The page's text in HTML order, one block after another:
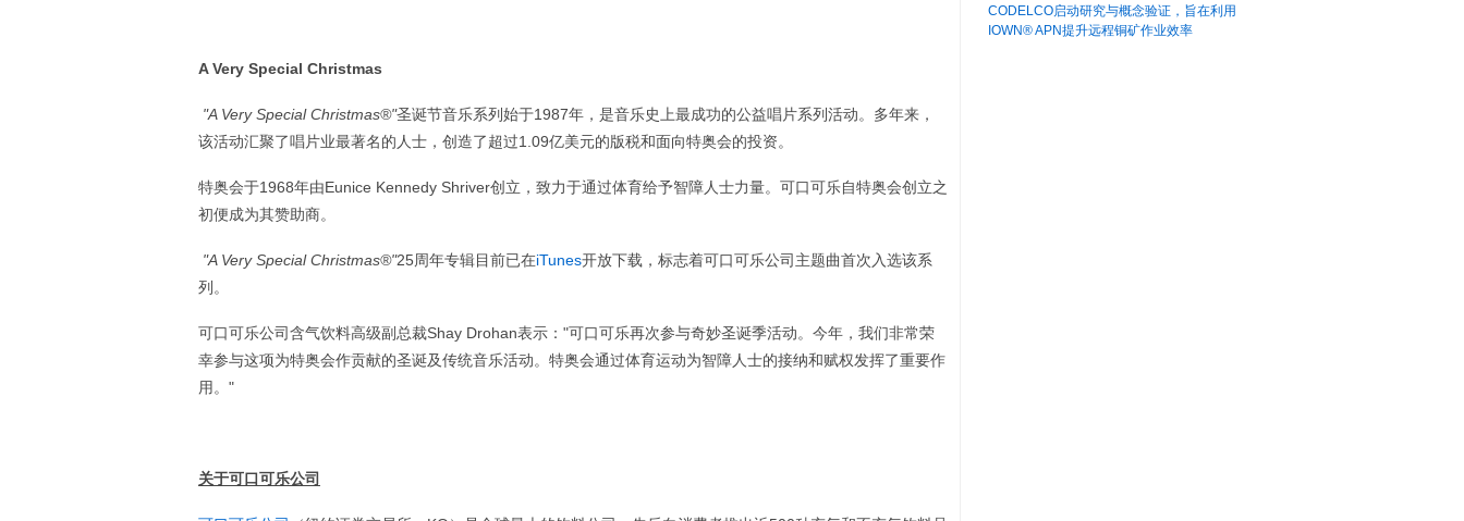
A Very Special Christmas
"A Very Special Christmas®"圣诞节音乐系列始于1987年，是音乐史上最成功的公益唱片系列活动。多年来，
该活动汇聚了唱片业最著名的人士，创造了超过1.09亿美元的版税和面向特奥会的投资。
特奥会于1968年由Eunice Kennedy Shriver创立，致力于通过体育给予智障人士力量。可口可乐自特奥会创立之
初便成为其赞助商。
"A Very Special Christmas®"25周年专辑目前已在iTunes开放下载，标志着可口可乐公司主题曲首次入选该系
列。
可口可乐公司含气饮料高级副总裁Shay Drohan表示："可口可乐再次参与奇妙圣诞季活动。今年，我们非常荣
幸参与这项为特奥会作贡献的圣诞及传统音乐活动。特奥会通过体育运动为智障人士的接纳和赋权发挥了重要作
用。"
关于可口可乐公司
CODELCO启动研究与概念验证，旨在利用
IOWN® APN提升远程铜矿作业效率